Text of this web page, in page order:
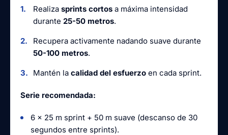
Realiza sprints cortos a máxima intensidad
durante 25-50 metros.
Recupera activamente nadando suave durante
50-100 metros.
Mantén la calidad del esfuerzo en cada sprint.
Serie recomendada:
6 x 25 m sprint + 50 m suave (descanso de 30
segundos entre sprints).